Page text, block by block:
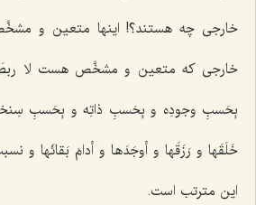
خارجی چه هستند؟! اینها متعین و
خارجی که متعین و مشخَّص هست لا
بِحَسبِ وجودِه و بِحَسبِ ذاتِه و بِحَسبِ سِنخیةِ
خَلَقَها و رَزَقَها و أوجَدَها و أدامَ بَقائَها و
این مترتب است.